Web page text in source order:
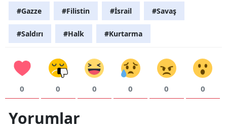
#Gazze #Filistin #İsrail #Savaş
#Saldırı #Halk #Kurtarma
0 0 0 0 0 0
Yorumlar